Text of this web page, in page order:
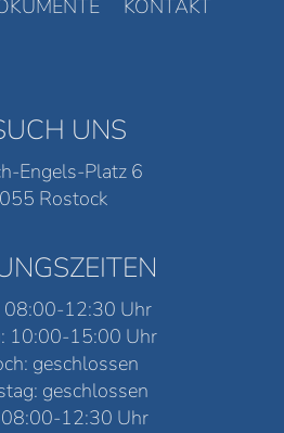
KONTAKT
UNS
Engels-Platz 6
Rostock
08:00-12:30 Uhr
10:00-15:00 Uhr
geschlossen
geschlossen
08:00-12:30 Uhr